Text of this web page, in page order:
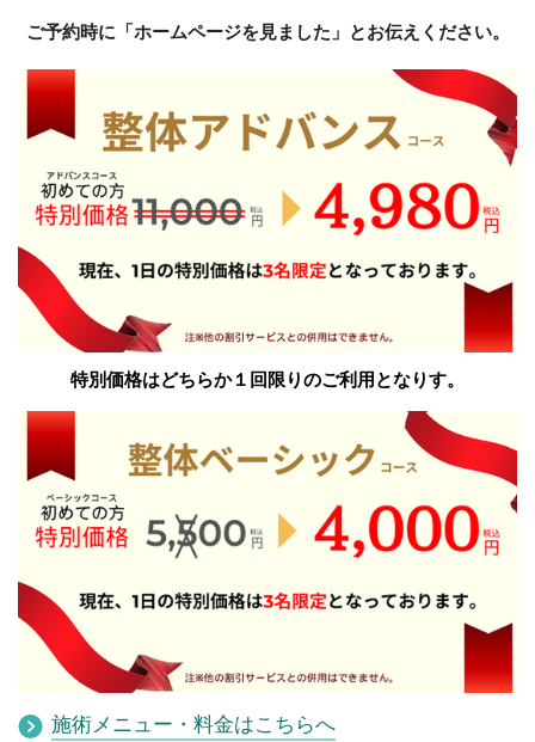
ご予約時に「ホームページを見ました 」とお伝えください。
特別価格はどちらか１回限りのご利用となりす。
施術メニュー・料金はこちらへ